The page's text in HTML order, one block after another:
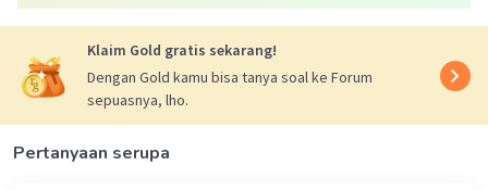
66-7 = 59,
maka pola selalu dikurang 4, sehingga
59-4 = 55.
Beri Rating
Klaim Gold gratis sekarang!
Dengan Gold kamu bisa tanya soal ke Forum
sepuasnya, lho.
Pertanyaan serupa